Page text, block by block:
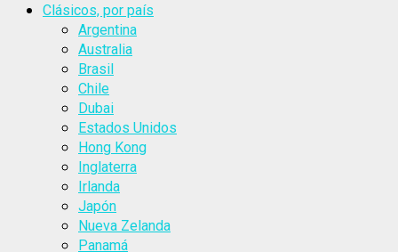
Clásicos, por país
Argentina
Australia
Brasil
Chile
Dubai
Estados Unidos
Hong Kong
Inglaterra
Irlanda
Japón
Nueva Zelanda
Panamá